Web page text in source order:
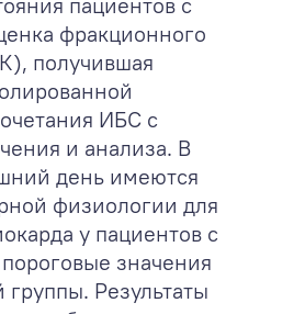
фракционного
получившая
ИБС с
и анализа. В
день имеются
физиологии для
у пациентов с
значения
Результаты